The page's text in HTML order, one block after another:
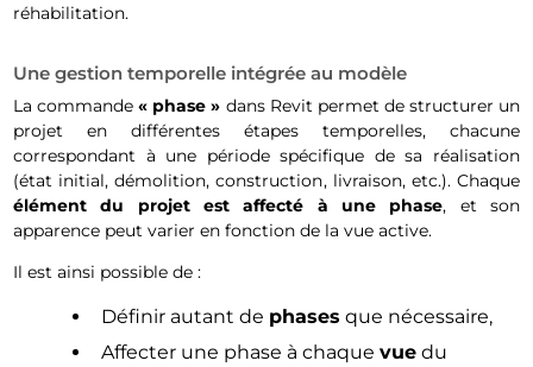
réhabilitation.
Une gestion temporelle intégrée au modèle
La commande« phase » dans Revit permet de structurer un
projet en différentes étapes temporelles, chacune
correspondant à une période spécifique de sa réalisation
(état initial, démolition, construction, livraison, etc.). Chaque
élément du projet est affecté à une phase, et son
apparence peut varier en fonction de la vue active.
Il est ainsi possible de :
Définir autant de phases que nécessaire,
Affecter une phase à chaque vuedu